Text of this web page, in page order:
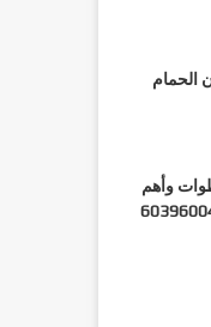
الحمام
وأهم